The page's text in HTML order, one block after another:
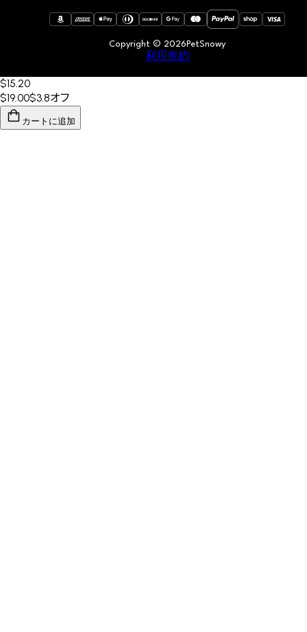
Copyright © 2026PetSnowy
利用規約
$15.20
$19.00$3.8オフ
カートに追加